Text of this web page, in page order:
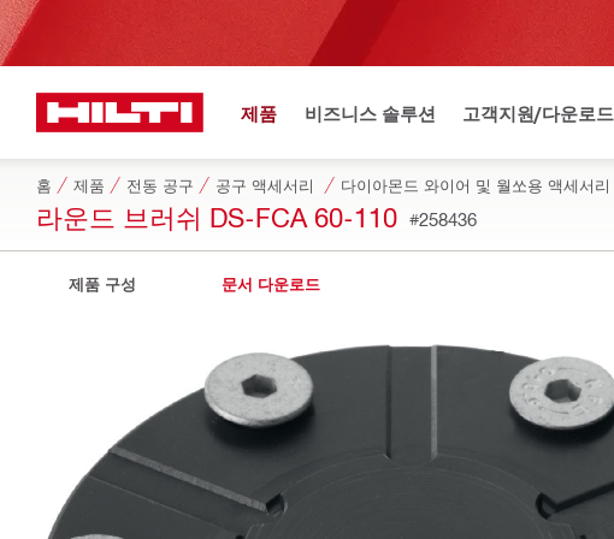
제품 비즈니스 솔루션 고객지원/다운로드
홈 제품 전동 공구 공구 액세서리 다이아몬드 와이어 및 월쏘용 액세서리
라운드 브러쉬 DS-FCA 60-110 #258436
제품 구성 문서 다운로드